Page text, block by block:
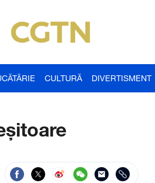
CULTURĂ DIVERTISMENT